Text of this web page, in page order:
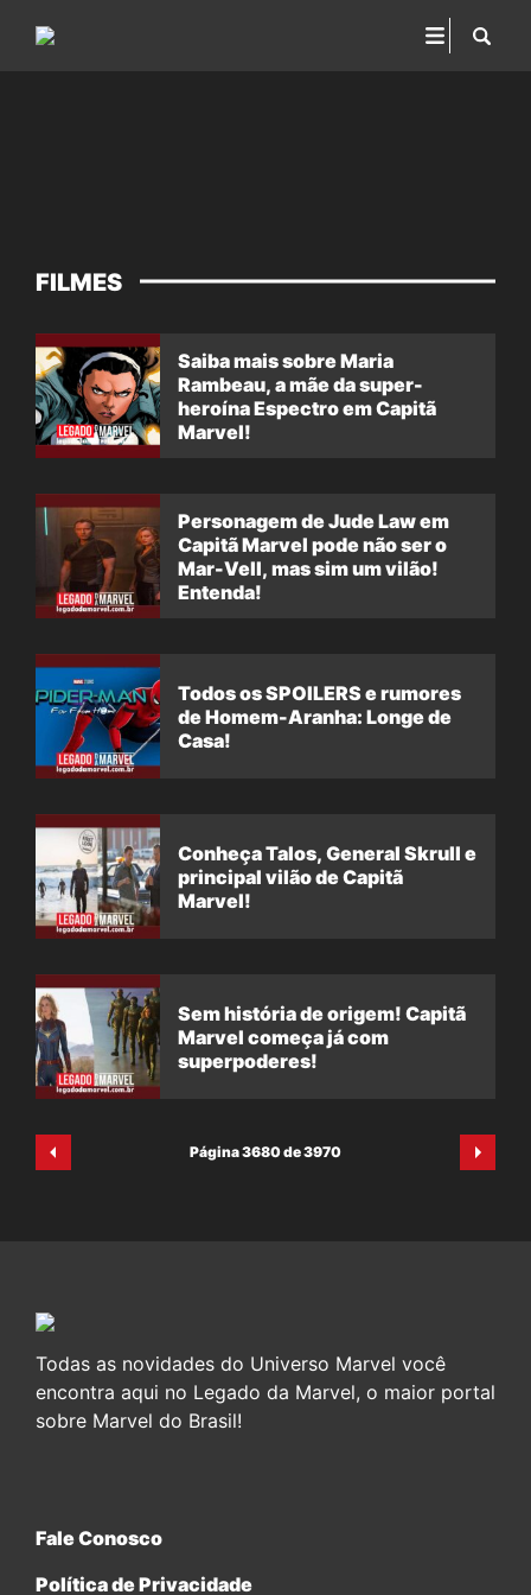
FILMES
Saiba mais sobre Maria
Rambeau, a mãe da super-
heroína Espectro em Capitã
Marvel!
Personagem de Jude Law em
Capitã Marvel pode não ser o
Mar-Vell, mas sim um vilão!
Entenda!
Todos os SPOILERS e rumores
de Homem-Aranha: Longe de
Casa!
Conheça Talos, General Skrull e
principal vilão de Capitã
Marvel!
Sem história de origem! Capitã
Marvel começa já com
superpoderes!
Página 3680 de 3970
Todas as novidades do Universo Marvel você
encontra aqui no Legado da Marvel, o maior portal
sobre Marvel do Brasil!
Fale Conosco
Política de Privacidade